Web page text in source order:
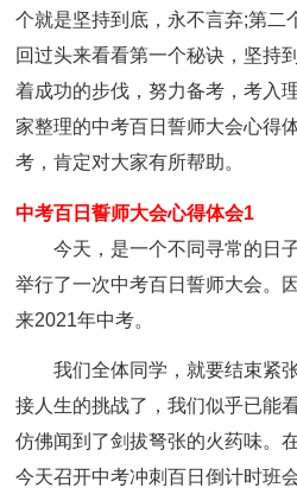
个就是坚持到底，永不言弃;第二
回过头来看看第一个秘诀，坚持
着成功的步伐，努力备考，考入
家整理的中考百日誓师大会心得
考，肯定对大家有所帮助。
中考百日誓师大会心得体会1
今天，是一个不同寻常的日
举行了一次中考百日誓师大会。
来2021年中考。
我们全体同学，就要结束紧
接人生的挑战了，我们似乎已能
仿佛闻到了剑拔弩张的火药味。
今天召开中考冲刺百日倒计时班